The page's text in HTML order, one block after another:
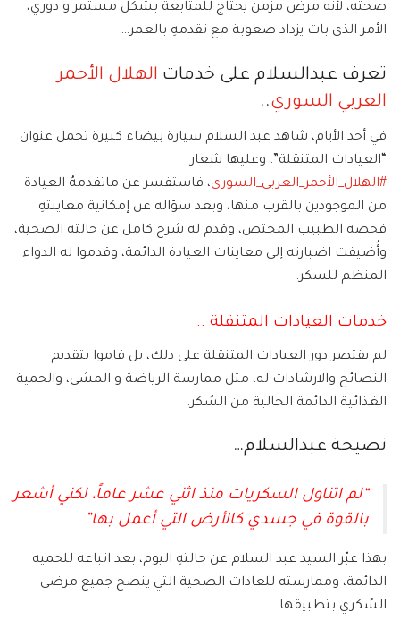
صحته، لأنه مرض مزمن يحتاج للمتابعة بشكل مستمر و دوري،
الأمر الذي بات يزداد صعوبة مع تقدمهِ بالعمر…
تعرف عبدالسلام على خدمات الهلال الأحمر
العربي السوري..
في أحد الأيام، شاهد عبد السلام سيارة بيضاء كبيرة تحمل عنوان
“العيادات المتنقلة”، وعليها شعار
#الهلال_الأحمر_العربي_السوري، فاستفسر عن ماتقدمهُ العيادة
من الموجودين بالقرب منها، وبعد سؤاله عن إمكانية معاينتهِ
فحصه الطبيب المختص، وقدم له شرح كامل عن حالته الصحية،
وأُضيفت اضبارته إلى معاينات العيادة الدائمة، وقدموا له الدواء
المنظم للسكر.
خدمات العيادات المتنقلة ..
لم يقتصر دور العيادات المتنقلة على ذلك، بل قاموا بتقديم
النصائح والارشادات له، مثل ممارسة الرياضة و المشي، والحمية
الغذائية الدائمة الخالية من السُكر.
نصيحة عبدالسلام…
“لم اتناول السكريات منذ اثني عشر عاماً، لكني أشعر
بالقوة في جسدي كالأرض التي أعمل بها”
بهذا عبّر السيد عبد السلام عن حالتهِ اليوم، بعد اتباعه للحميه
الدائمة، وممارسته للعادات الصحية التي ينصح جميع مرضى
السُكري بتطبيقها.